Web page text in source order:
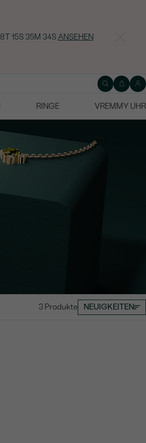
8T 15S 35M 34SANSEHEN
RINGE VREMMY UHR
NEUIGKEITEN
3 Produkte